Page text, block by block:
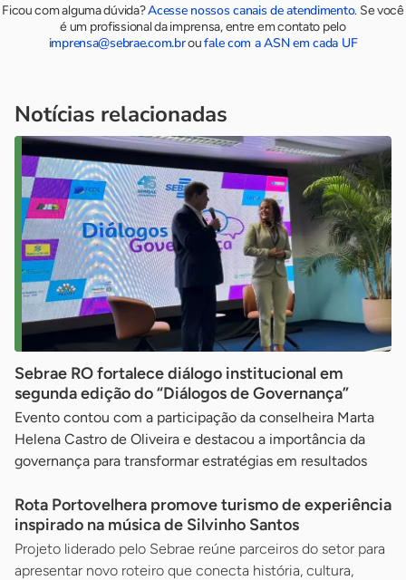
Ficou com alguma dúvida?Acesse nossos canais de atendimento. Se você
é um profissional da imprensa, entre em contato pelo
imprensa@sebrae.com.broufale com a ASN em cada UF
Notícias relacionadas
Sebrae RO fortalece diálogo institucional em
segunda edição do “Diálogos de Governança”
Evento contou com a participação da conselheira Marta
Helena Castro de Oliveira e destacou a importância da
governança para transformar estratégias em resultados
Rota Portovelhera promove turismo de experiência
inspirado na música de Silvinho Santos
Projeto liderado pelo Sebrae reúne parceiros do setor para
apresentar novo roteiro que conecta história, cultura,